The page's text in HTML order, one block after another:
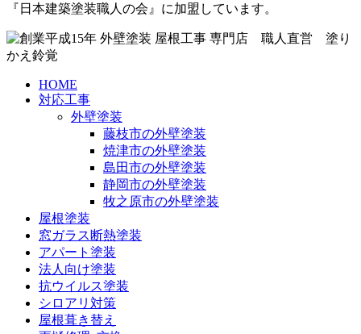
『日本建築塗装職人の会』に加盟しています。
HOME
対応工事
外壁塗装
藤枝市の外壁塗装
焼津市の外壁塗装
島田市の外壁塗装
静岡市の外壁塗装
牧之原市の外壁塗装
屋根塗装
窓ガラス断熱塗装
アパート塗装
法人向け塗装
抗ウイルス塗装
シロアリ対策
屋根葺き替え